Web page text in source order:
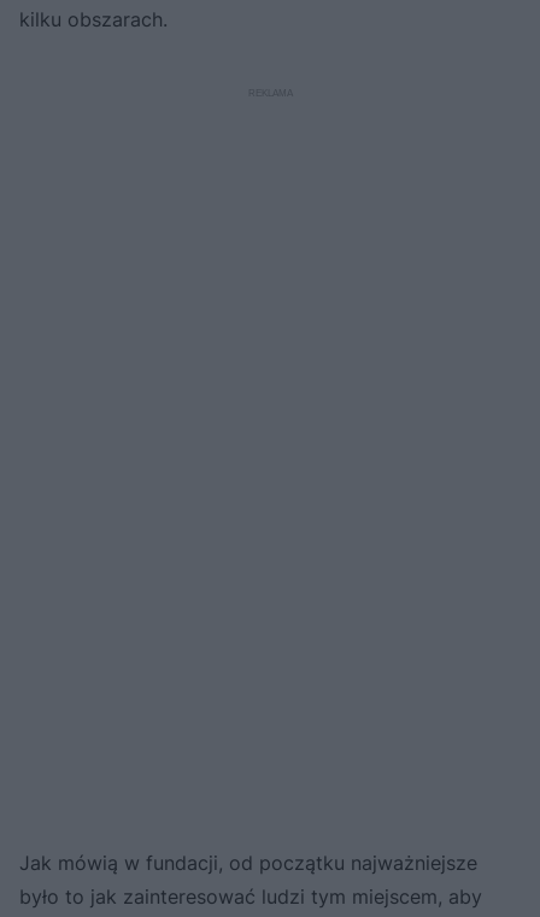
kilku obszarach.
Jak mówią w fundacji, od początku najważniejsze
było to jak zainteresować ludzi tym miejscem, aby